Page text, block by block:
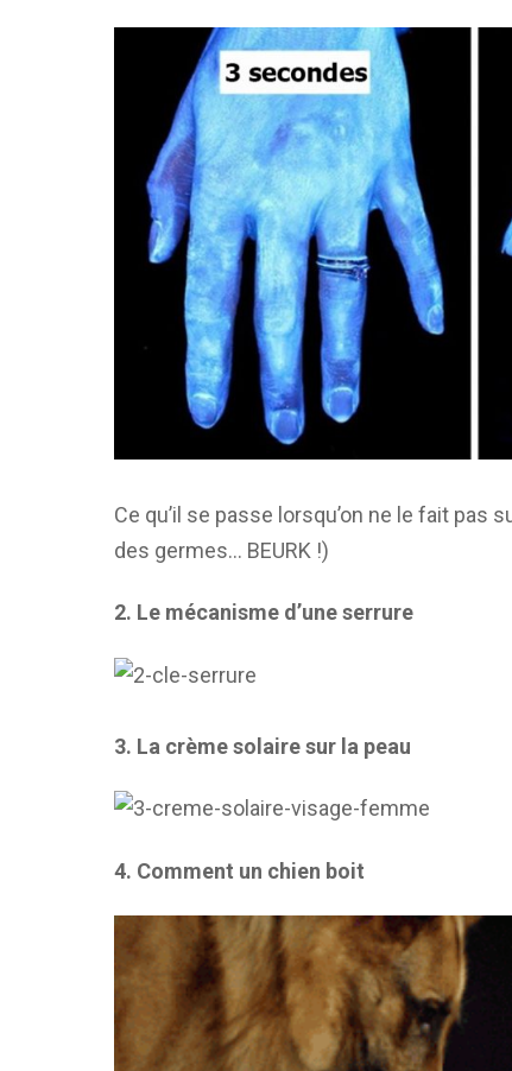
Ce qu’il se passe lorsqu’on ne le fait pas
des germes… BEURK !)
2. Le mécanisme d’une serrure
3. La crème solaire sur la peau
4. Comment un chien boit